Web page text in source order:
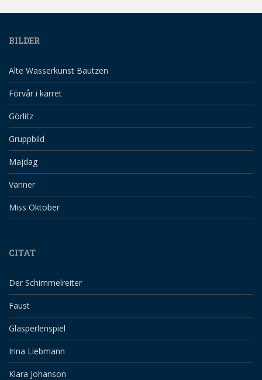
BILDER
Alte Wasserkunst Bautzen
Förvår i kärret
Görlitz
Gruppbild
Majdag
Vänner
Miss Oktober
CITAT
Der Schimmelreiter
Faust
Glasperlenspiel
Irina Liebmann
Klara Johanson